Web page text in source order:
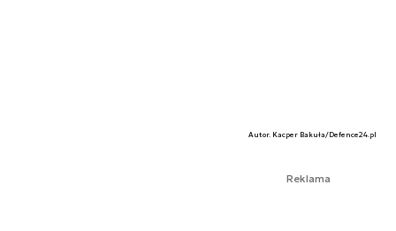
Autor. Kacper Bakuła/Defence24.pl
Reklama